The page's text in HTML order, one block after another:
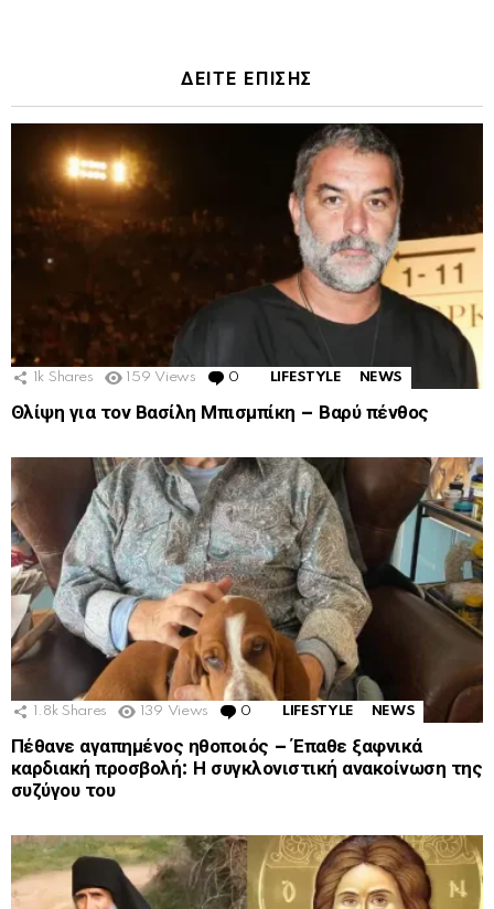
ΔΕΙΤΕ ΕΠΙΣΗΣ
1k Shares 159 Views 0 Comments
LIFESTYLE NEWS
Θλίψη για τον Βασίλη Μπισμπίκη – Βαρύ πένθος
1.8k Shares 139 Views 0 Comments
LIFESTYLE NEWS
Πέθανε αγαπημένος ηθοποιός – Έπαθε ξαφνικά
καρδιακή προσβολή: Η συγκλονιστική ανακοίνωση της
συζύγου του